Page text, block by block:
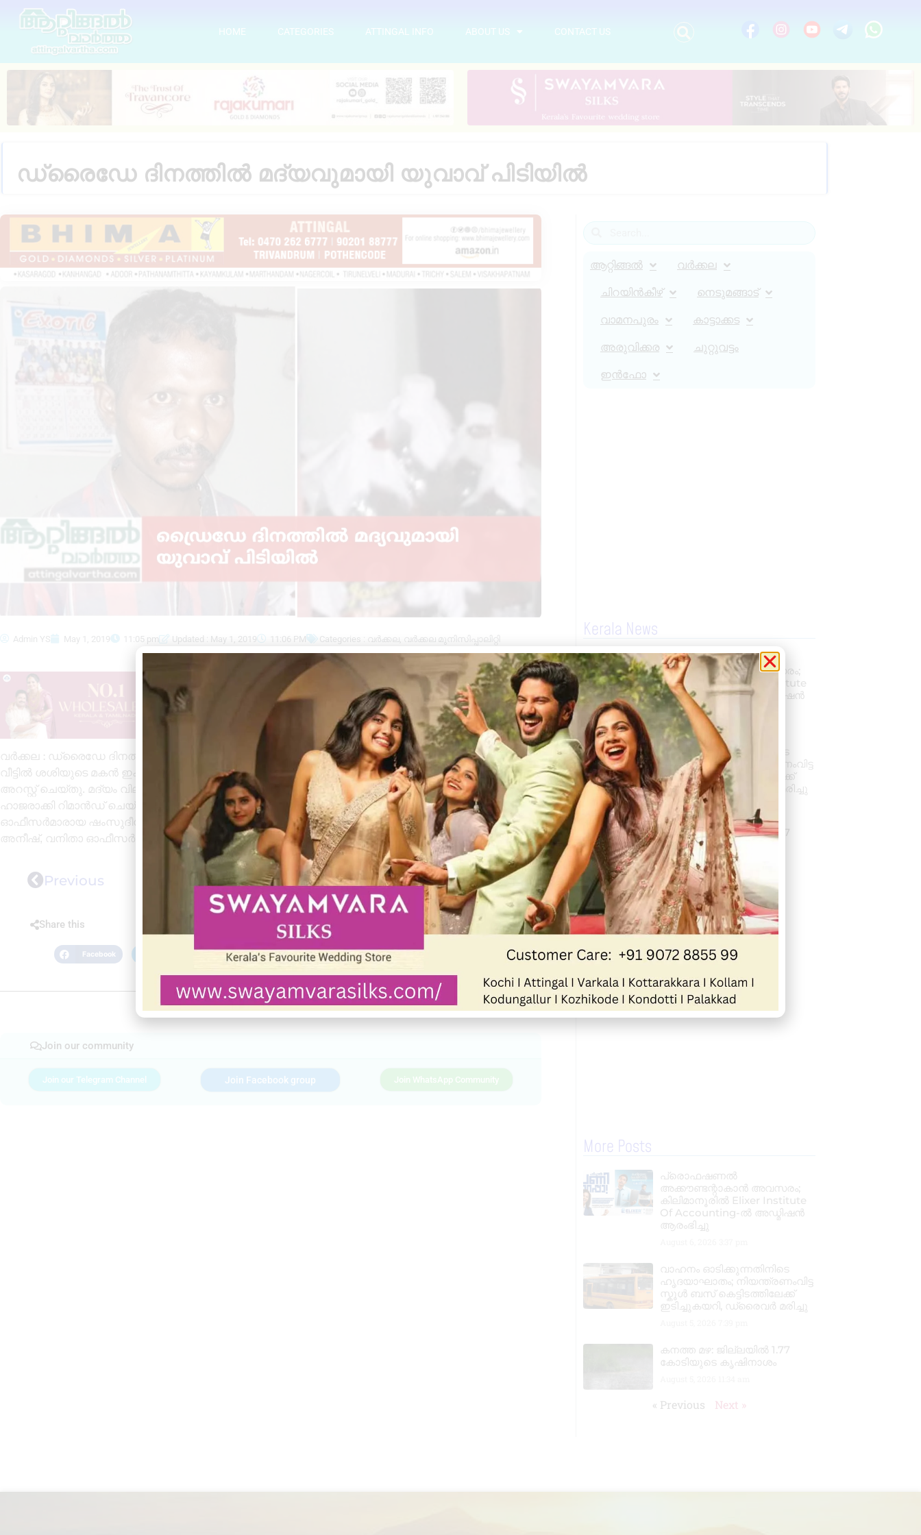
HOME CATEGORIES ATTINGAL INFO ABOUT US CONTACT US
ഡ്രൈഡേ ദിനത്തിൽ മദ്യവുമായി യുവാവ് പിടിയിൽ
Admin YS May 1, 2019 11:05 pm Updated : May 1, 2019 11:06 PM Categories : വർക്കല വർക്കല മുനിസിപ്പാലിറ്റി
വർക്കല : ഡ്രൈഡേ ദിനത്തിൽ മദ്യവുമായി യുവാവ് പിടിയിൽ. വർക്കല ജവഹർപാർക്ക് ദേശത്തു പുതുവൽ
വീട്ടിൽ ശശിയുടെ മകൻ ഇക്രു എന്നുവിളിക്കുന്ന മണികണ്ഠ(33)നെ പത്ത് ലിറ്റർ മദ്യവുമായി എക്‌സൈസ്
അറസ്റ്റ് ചെയ്തു. മദ്യം വില്പന നടത്തിയ വകയിൽ കിട്ടിയ തുകയും കണ്ടെടുത്തു. പ്രതിയെ കോടതിയിൽ
ഹാജരാക്കി റിമാൻഡ് ചെയ്തു. റെയ്‌ഡിൽ എക്‌സൈസ് ഇൻസ്‌പെക്ടർ സജീവ് കുമാറിനൊപ്പം, പ്രിവന്റീവ്
ഓഫീസർമാരായ ഷംസുദീൻ, ബിജു, സിവിൽ എക്‌സൈസ് ഓഫീസർമാരായ പ്രിൻസ്, ഷിജു, അരുൺ രാജ്,
അനീഷ്, വനിതാ ഓഫീസർമാരായ ദീപ്തി, സ്മിത, സുചി എന്നിവർ പങ്കെടുത്തു.
Previous Next
Share this
Facebook LinkedIn Telegram WhatsApp
Join our community
Join our Telegram Channel Join Facebook group Join WhatsApp Community
ആറ്റിങ്ങൽ വർക്കല
ചിറയിൻകീഴ് നെടുമങ്ങാട്
വാമനപുരം കാട്ടാക്കട
അരുവിക്കര ചുറ്റുവട്ടം
ഇൻഫോ
Kerala News
പ്രൊഫഷണൽ
അക്കൗണ്ടന്റാകാൻ അവസരം;
കിലിമാനൂരിൽ Elixer Institute
Of Accounting-ൽ അഡ്മിഷൻ
ആരംഭിച്ചു
August 6, 20263:37 pm
വാഹനം ഓടിക്കുന്നതിനിടെ
ഹൃദയാഘാതം; നിയന്ത്രണംവിട്ട
സ്കൂൾ ബസ് കെട്ടിടത്തിലേക്ക്
ഇടിച്ചുകയറി, ഡ്രൈവർ മരിച്ചു
August 5, 20267:39 pm
കനത്ത മഴ: ജില്ലയിൽ 1.77
കോടിയുടെ കൃഷിനാശം
August 5, 202611:34 am
« Previous Next »
More Posts
പ്രൊഫഷണൽ
അക്കൗണ്ടന്റാകാൻ അവസരം;
കിലിമാനൂരിൽ Elixer Institute
Of Accounting-ൽ അഡ്മിഷൻ
ആരംഭിച്ചു
വാഹനം ഓടിക്കുന്നതിനിടെ
ഹൃദയാഘാതം; നിയന്ത്രണംവിട്ട
സ്കൂൾ ബസ് കെട്ടിടത്തിലേക്ക്
ഇടിച്ചുകയറി, ഡ്രൈവർ മരിച്ചു
കനത്ത മഴ: ജില്ലയിൽ 1.77
കോടിയുടെ കൃഷിനാശം
« Previous Next »